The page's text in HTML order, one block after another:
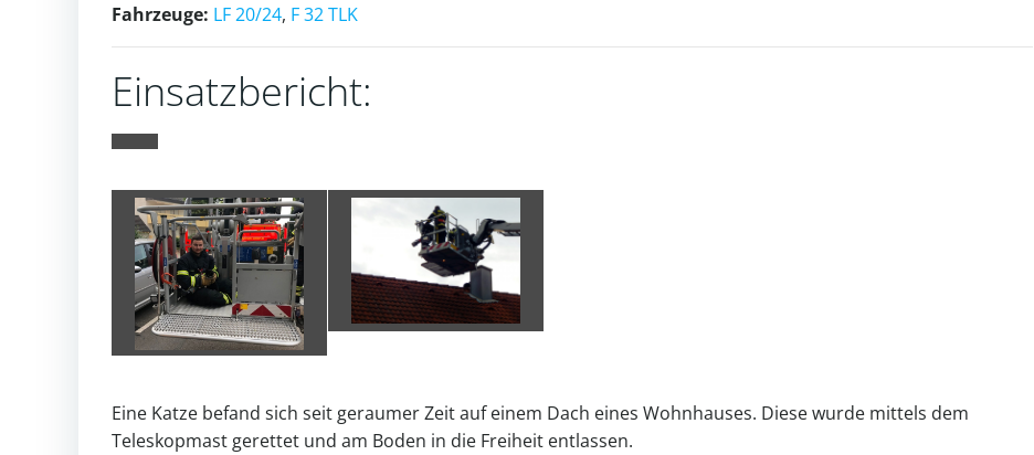
Fahrzeuge: LF 20/24, F 32 TLK
Einsatzbericht:
Eine Katze befand sich seit geraumer Zeit auf einem Dach eines Wohnhauses. Diese wurde mittels dem
Teleskopmast gerettet und am Boden in die Freiheit entlassen.